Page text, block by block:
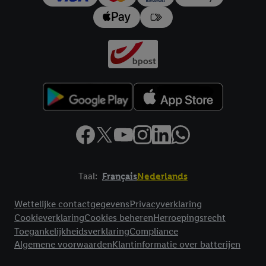
Taal: FrançaisNederlands
Wettelijke contactgegevensPrivacyverklaring
CookieverklaringCookies beherenHerroepingsrecht
ToegankelijkheidsverklaringCompliance
Algemene voorwaardenKlantinformatie over batterijen